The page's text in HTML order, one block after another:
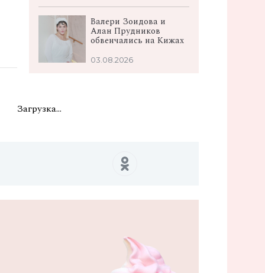
Валери Зоидова и
Алан Прудников
обвенчались на Кижах
03.08.2026
Загрузка...